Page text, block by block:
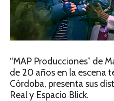
“MAP Producciones” de
de 20 años en la escena
Córdoba, presenta sus
Real y Espacio Blick.